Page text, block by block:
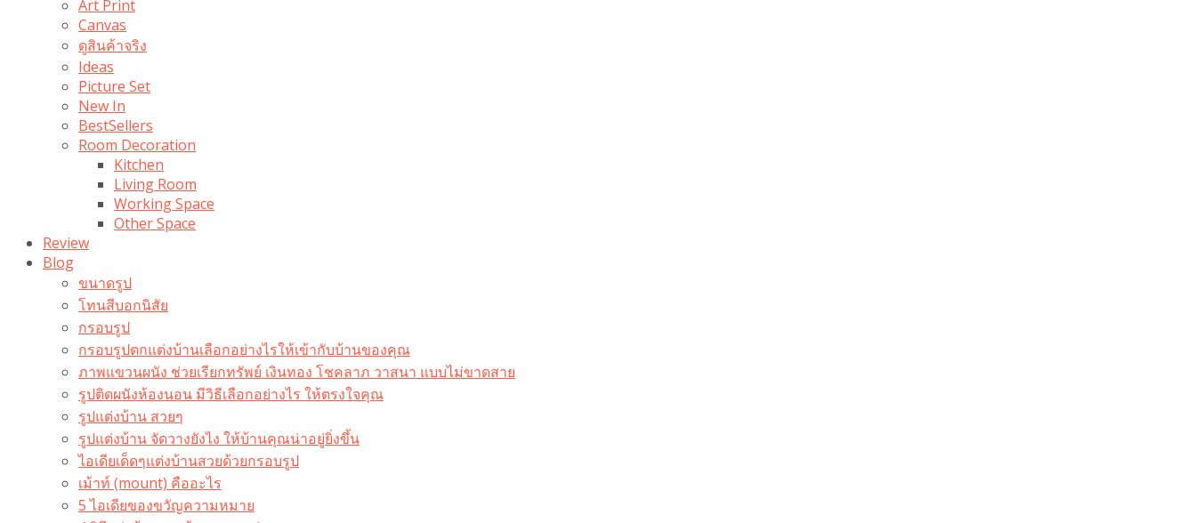
Art Print
Canvas
ดูสินค้าจริง
Ideas
Picture Set
New In
BestSellers
Room Decoration
Kitchen
Living Room
Working Space
Other Space
Review
Blog
ขนาดรูป
โทนสีบอกนิสัย
กรอบรูป
กรอบรูปตกแต่งบ้านเลือกอย่างไรให้เข้ากับบ้านของคุณ
ภาพแขวนผนัง ช่วยเรียกทรัพย์ เงินทอง โชคลาภ วาสนา แบบไม่ขาดสาย
รูปติดผนังห้องนอน มีวิธีเลือกอย่างไร ให้ตรงใจคุณ
รูปแต่งบ้าน สวยๆ
รูปแต่งบ้าน จัดวางยังไง ให้บ้านคุณน่าอยู่ยิ่งขึ้น
ไอเดียเด็ดๆแต่งบ้านสวยด้วยกรอบรูป
เม้าท์ (mount) คืออะไร​
5 ไอเดียของขวัญความหมาย